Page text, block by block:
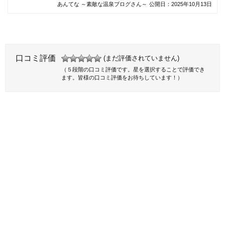
あんてな ～素敵な温泉ブログさん～ 公開日： 2025年10月13日
口コミ評価 (まだ評価されていません)
（５段階の口コミ評価です。星を選択することで評価でき
ます。皆様の口コミ評価をお待ちしています！）